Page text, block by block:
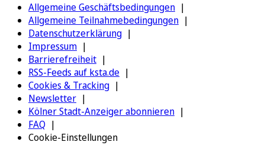
Allgemeine Geschäftsbedingungen
Allgemeine Teilnahmebedingungen
Datenschutzerklärung
Impressum
Barrierefreiheit
RSS-Feeds auf ksta.de
Cookies & Tracking
Newsletter
Kölner Stadt-Anzeiger abonnieren
FAQ
Cookie-Einstellungen